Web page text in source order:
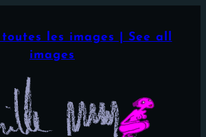
les images | See all
images